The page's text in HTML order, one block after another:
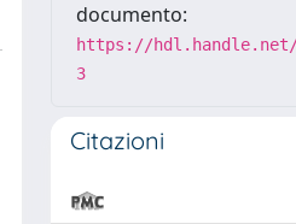
documento:
https://hdl.handle.net/
3
Citazioni